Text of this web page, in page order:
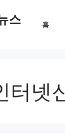
스 홈
터넷